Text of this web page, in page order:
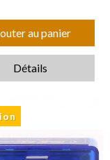
au panier
Détails